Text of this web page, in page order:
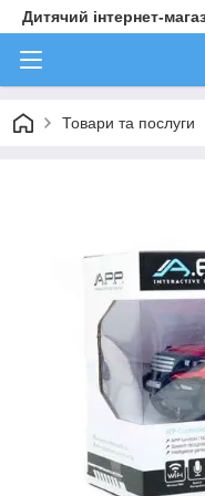
Дитячий інтернет-
Товари та послуги